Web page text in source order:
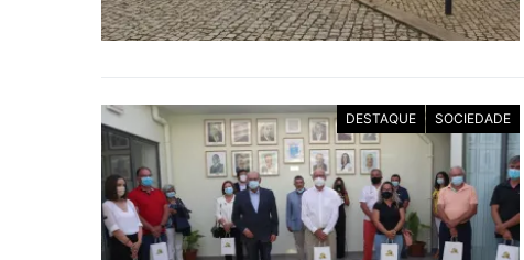
DESTAQUE SOCIEDADE